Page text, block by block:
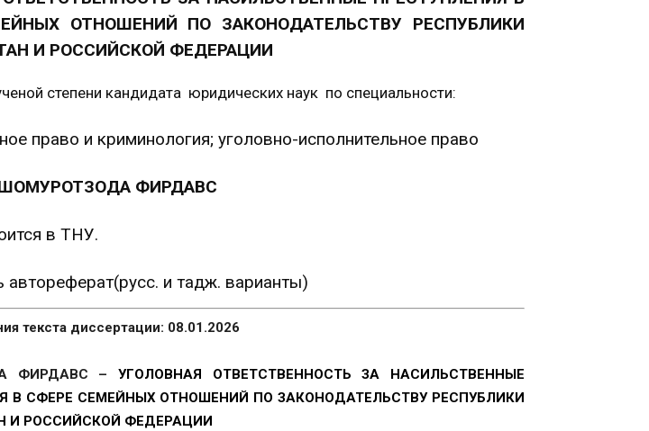
ОТНОШЕНИЙ ПО ЗАКОНОДАТЕЛЬСТВУ РЕСПУБЛИКИ
И РОССИЙСКОЙ ФЕДЕРАЦИИ
степени кандидата юридических наук по специальности:
право и криминология; уголовно-исполнительное право
ФИРДАВС
в ТНУ.
автореферат(русс. и тадж. варианты)
текста диссертации: 08.01.2026
ФИРДАВС – УГОЛОВНАЯ ОТВЕТСТВЕННОСТЬ ЗА НАСИЛЬСТВЕННЫЕ
В СФЕРЕ СЕМЕЙНЫХ ОТНОШЕНИЙ ПО ЗАКОНОДАТЕЛЬСТВУ РЕСПУБЛИКИ
И РОССИЙСКОЙ ФЕДЕРАЦИИ